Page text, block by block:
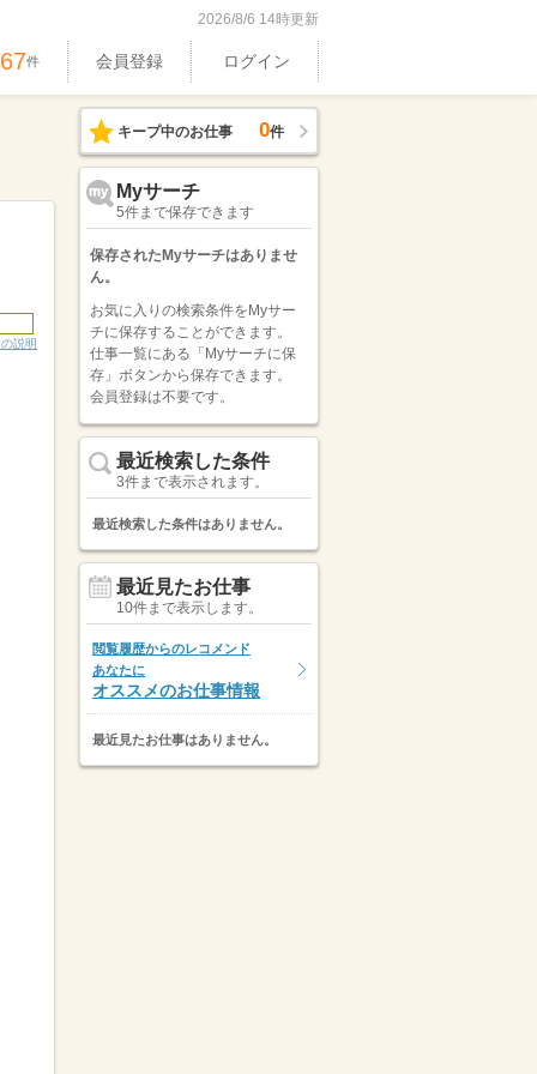
2026/8/6 14時更新
件 会員登録 ログイン
説明
キープ中のお仕事 0件
Myサーチ
5件まで保存できます
保存されたMyサーチはありませ
ん。
お気に入りの検索条件をMyサー
チに保存することができます。
仕事一覧にある「Myサーチに保
存」ボタンから保存できます。
会員登録は不要です。
最近検索した条件
3件まで表示されます。
最近検索した条件はありません。
最近見たお仕事
10件まで表示します。
閲覧履歴からのレコメンド
あなたに
オススメのお仕事情報
最近見たお仕事はありません。